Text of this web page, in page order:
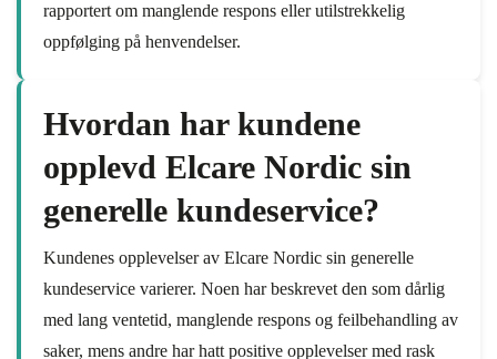
rapportert om manglende respons eller utilstrekkelig
oppfølging på henvendelser.
Hvordan har kundene
opplevd Elcare Nordic sin
generelle kundeservice?
Kundenes opplevelser av Elcare Nordic sin generelle
kundeservice varierer. Noen har beskrevet den som dårlig
med lang ventetid, manglende respons og feilbehandling av
saker, mens andre har hatt positive opplevelser med rask